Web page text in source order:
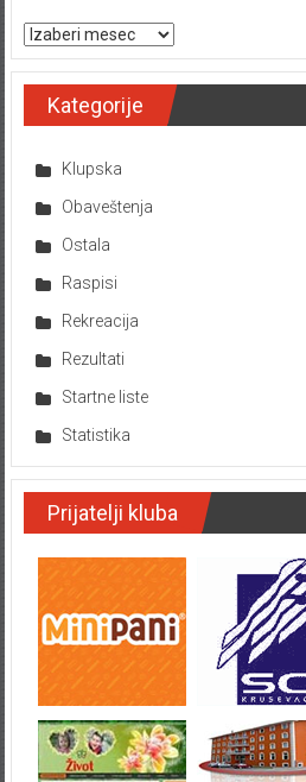
Arhiva tekstova
Kategorije
Klupska
Obaveštenja
Ostala
Raspisi
Rekreacija
Rezultati
Startne liste
Statistika
Prijatelji kluba